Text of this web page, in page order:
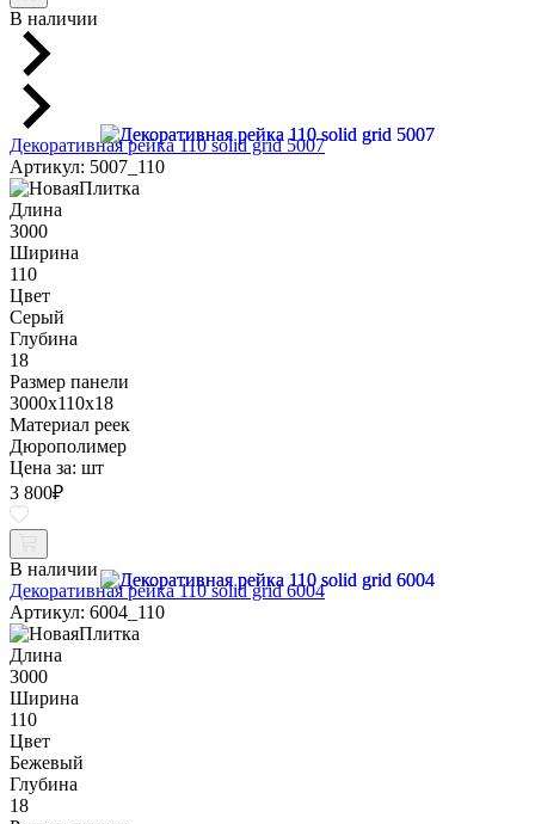
В наличии
Декоративная рейка 110 solid grid 5007
Артикул: 5007_110
Длина
3000
Ширина
110
Цвет
Серый
Глубина
18
Размер панели
3000x110x18
Материал реек
Дюрополимер
Цена за: шт
3 800₽
В наличии
Декоративная рейка 110 solid grid 6004
Артикул: 6004_110
Длина
3000
Ширина
110
Цвет
Бежевый
Глубина
18